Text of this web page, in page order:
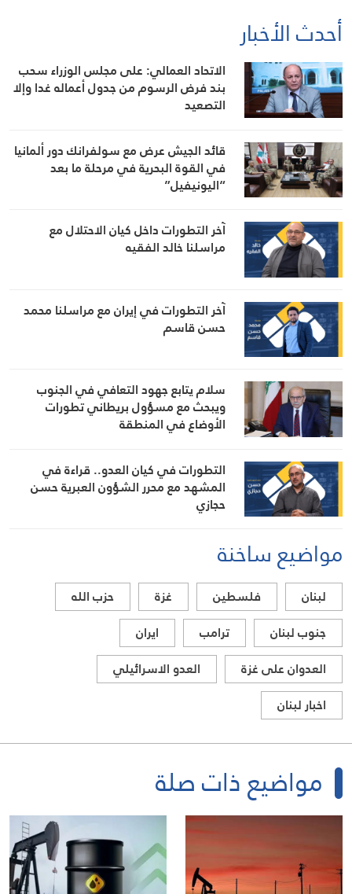
أحدث الأخبار
الاتحاد العمالي: على مجلس الوزراء سحب
بند فرض الرسوم من جدول أعماله غدا وإلا
التصعيد
قائد الجيش عرض مع سولفرانك دور ألمانيا
في القوة البحرية في مرحلة ما بعد
“اليونيفيل”
آخر التطورات داخل كيان الاحتلال مع
مراسلنا خالد الفقيه
آخر التطورات في إيران مع مراسلنا محمد
حسن قاسم
سلام يتابع جهود التعافي في الجنوب
ويبحث مع مسؤول بريطاني تطورات
الأوضاع في المنطقة
التطورات في كيان العدو.. قراءة في
المشهد مع محرر الشؤون العبرية حسن
حجازي
مواضيع ساخنة
لبنان فلسطين غزة
حزب الله
جنوب لبنان
ترامب
ايران
العدوان على غزة
العدو الاسرائيلي
اخبار لبنان
مواضيع ذات صلة